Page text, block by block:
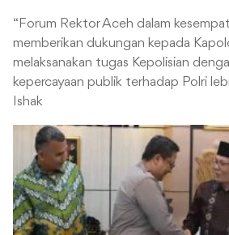
“Forum Rektor Aceh dalam
memberikan dukungan kepada
melaksanakan tugas Kepolisian
kepercayaan publik terhadap Polri
Ishak